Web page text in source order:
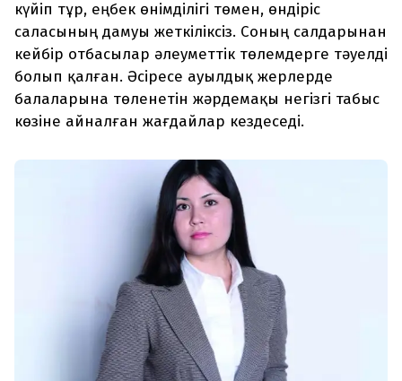
күйіп тұр, еңбек өнімділігі төмен, өндіріс
саласының дамуы жеткіліксіз. Соның салдарынан
кейбір отбасылар әлеуметтік төлемдерге тәуелді
болып қалған. Әсіресе ауылдық жерлерде
балаларына төленетін жәрдемақы негізгі табыс
көзіне айналған жағдайлар кездеседі.